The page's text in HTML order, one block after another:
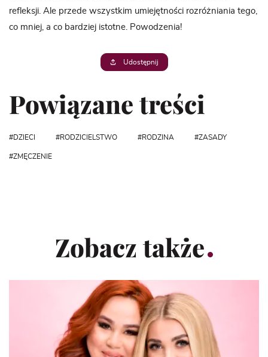
refleksji. Ale przede wszystkim umiejętności rozróżniania tego,
co mniej, a co bardziej istotne. Powodzenia!
Udostępnij
Powiązane treści
DZIECI RODZICIELSTWO RODZINA ZASADY
ZMĘCZENIE
Zobacz także